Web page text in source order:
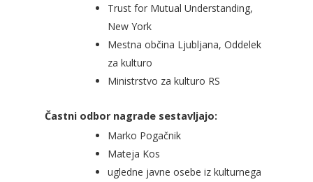
Trust for Mutual Understanding,
New York
Mestna občina Ljubljana, Oddelek
za kulturo
Ministrstvo za kulturo RS
Častni odbor nagrade sestavljajo:
Marko Pogačnik
Mateja Kos
ugledne javne osebe iz kulturnega